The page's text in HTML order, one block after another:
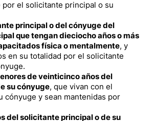
por el solicitante principal o su
principal o del cónyuge del
que tengan dieciocho años o más
física o mentalmente, y
en su totalidad por el solicitante
de veinticinco años del
su cónyuge, que vivan con el
cónyuge y sean mantenidas por
del solicitante principal o de su